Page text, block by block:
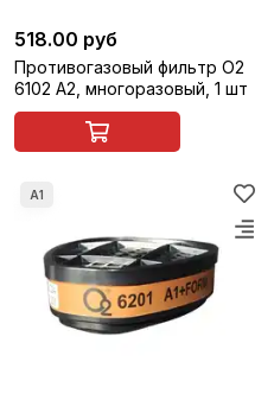
518.00 руб
Противогазовый фильтр О2
6102 A2, многоразовый, 1 шт